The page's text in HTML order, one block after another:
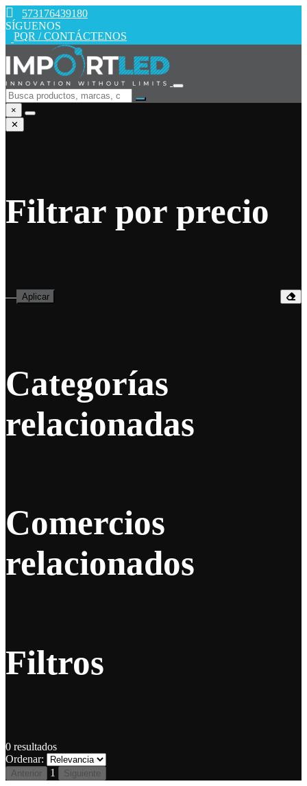
573176439180
SÍGUENOS
PQR / CONTÁCTENOS
×
✕
Filtrar por precio
— Aplicar
Categorías
relacionadas
Comercios
relacionados
Filtros
0 resultados
Ordenar:
Anterior 1 Siguiente